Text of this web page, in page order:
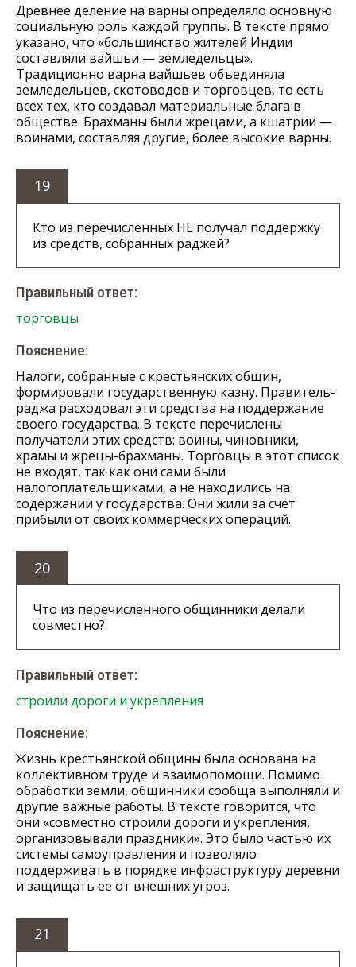
Древнее деление на варны определяло основную
социальную роль каждой группы. В тексте прямо
указано, что «большинство жителей Индии
составляли вайшьи — земледельцы».
Традиционно варна вайшьев объединяла
земледельцев, скотоводов и торговцев, то есть
всех тех, кто создавал материальные блага в
обществе. Брахманы были жрецами, а кшатрии —
воинами, составляя другие, более высокие варны.
19
Кто из перечисленных НЕ получал поддержку
из средств, собранных раджей?
Правильный ответ:
торговцы
Пояснение:
Налоги, собранные с крестьянских общин,
формировали государственную казну. Правитель-
раджа расходовал эти средства на поддержание
своего государства. В тексте перечислены
получатели этих средств: воины, чиновники,
храмы и жрецы-брахманы. Торговцы в этот список
не входят, так как они сами были
налогоплательщиками, а не находились на
содержании у государства. Они жили за счет
прибыли от своих коммерческих операций.
20
Что из перечисленного общинники делали
совместно?
Правильный ответ:
строили дороги и укрепления
Пояснение:
Жизнь крестьянской общины была основана на
коллективном труде и взаимопомощи. Помимо
обработки земли, общинники сообща выполняли и
другие важные работы. В тексте говорится, что
они «совместно строили дороги и укрепления,
организовывали праздники». Это было частью их
системы самоуправления и позволяло
поддерживать в порядке инфраструктуру деревни
и защищать ее от внешних угроз.
21